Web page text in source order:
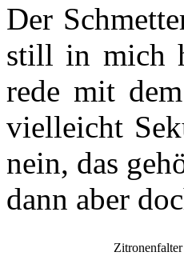
Der
still in mich
rede mit
vielleicht
nein, das
dann aber